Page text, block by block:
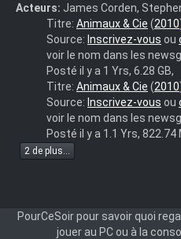
Acteurs: James Corden,
aac.1080p
Titre: Animaux & Cie (2010
Source: Inscrivez-vous ou
voir le nom dans les
Posté il y a 1 Yrs, 6.28 GB,
Animaux
French
PARTAGE
Titre: Animaux & Cie (2010
Source: Inscrivez-vous ou
voir le nom dans les
Posté il y a 1.1 Yrs, 822.74
2 de plus...
PourCeSoir pour savoir quoi
jouer au PC ou à la